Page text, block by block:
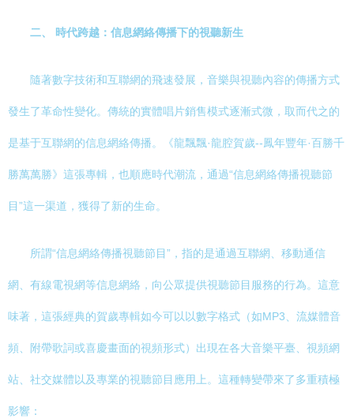
二、 時代跨越：信息網絡傳播下的視聽新生
隨著數字技術和互聯網的飛速發展，音樂與視聽內容的傳播方式
發生了革命性變化。傳統的實體唱片銷售模式逐漸式微，取而代之的
是基于互聯網的信息網絡傳播。《龍飄飄·龍腔賀歲--鳳年豐年·百勝千
勝萬萬勝》這張專輯，也順應時代潮流，通過“信息網絡傳播視聽節
目”這一渠道，獲得了新的生命。
所謂“信息網絡傳播視聽節目”，指的是通過互聯網、移動通信
網、有線電視網等信息網絡，向公眾提供視聽節目服務的行為。這意
味著，這張經典的賀歲專輯如今可以以數字格式（如MP3、流媒體音
頻、附帶歌詞或喜慶畫面的視頻形式）出現在各大音樂平臺、視頻網
站、社交媒體以及專業的視聽節目應用上。這種轉變帶來了多重積極
影響：